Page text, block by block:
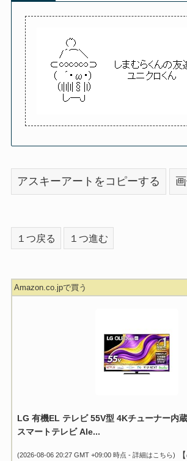
アスキーアートをコピーする
１つ戻る １つ進む
Amazon.co.jpで買う
LG 有機EL テレビ 55V型 4Kチューナー内
スマートテレビ Ale...
(2026-08-06 20:27 GMT +09:00 時点 - 詳細はこちら)